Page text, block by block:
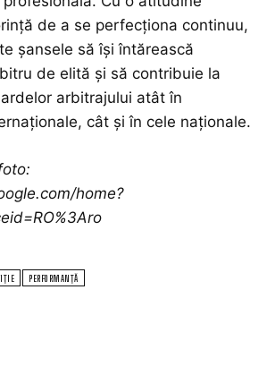
de a se perfecționa continuu,
șansele să își întărească
de elită și să contribuie la
arbitrajului atât în
cât și în cele naționale.
home?
PERFORMANȚĂ